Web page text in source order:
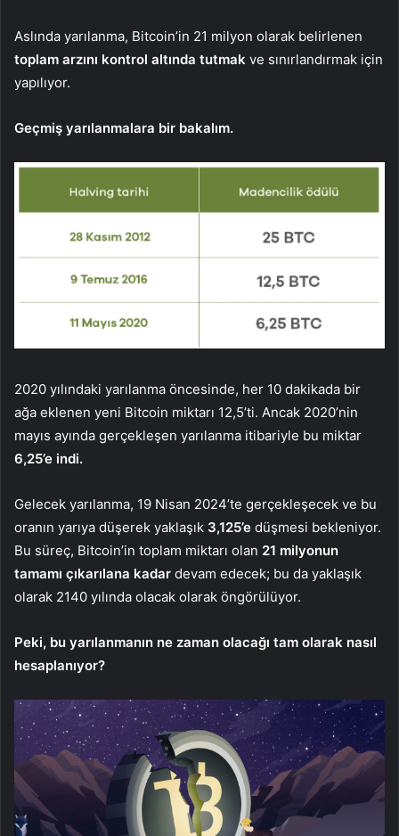
Aslında yarılanma, Bitcoin’in 21 milyon olarak belirlenen
toplam arzını kontrol altında tutmak ve sınırlandırmak için
yapılıyor.
Geçmiş yarılanmalara bir bakalım.
2020 yılındaki yarılanma öncesinde, her 10 dakikada bir
ağa eklenen yeni Bitcoin miktarı 12,5’ti. Ancak 2020’nin
mayıs ayında gerçekleşen yarılanma itibariyle bu miktar
6,25’e indi.
Gelecek yarılanma, 19 Nisan 2024’te gerçekleşecek ve bu
oranın yarıya düşerek yaklaşık 3,125’e düşmesi bekleniyor.
Bu süreç, Bitcoin’in toplam miktarı olan 21 milyonun
tamamı çıkarılana kadar devam edecek; bu da yaklaşık
olarak 2140 yılında olacak olarak öngörülüyor.
Peki, bu yarılanmanın ne zaman olacağı tam olarak nasıl
hesaplanıyor?